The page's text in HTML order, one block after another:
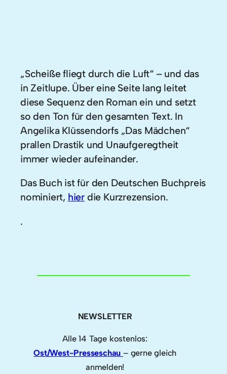
„Scheiße fliegt durch die Luft“ – und das
in Zeitlupe. Über eine Seite lang leitet
diese Sequenz den Roman ein und setzt
so den Ton für den gesamten Text. In
Angelika Klüssendorfs „Das Mädchen“
prallen Drastik und Unaufgeregtheit
immer wieder aufeinander.
Das Buch ist für den Deutschen Buchpreis
nominiert, hier die Kurzrezension.
.
NEWSLETTER
Alle 14 Tage kostenlos:
Ost/West-Presseschau – gerne gleich
anmelden!